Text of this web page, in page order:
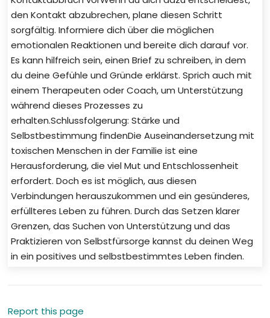
den Kontakt abzubrechen, plane diesen Schritt
sorgfältig. Informiere dich über die möglichen
emotionalen Reaktionen und bereite dich darauf vor.
Es kann hilfreich sein, einen Brief zu schreiben, in dem
du deine Gefühle und Gründe erklärst. Sprich auch mit
einem Therapeuten oder Coach, um Unterstützung
während dieses Prozesses zu
erhalten.Schlussfolgerung: Stärke und
Selbstbestimmung findenDie Auseinandersetzung mit
toxischen Menschen in der Familie ist eine
Herausforderung, die viel Mut und Entschlossenheit
erfordert. Doch es ist möglich, aus diesen
Verbindungen herauszukommen und ein gesünderes,
erfüllteres Leben zu führen. Durch das Setzen klarer
Grenzen, das Suchen von Unterstützung und das
Praktizieren von Selbstfürsorge kannst du deinen Weg
in ein positives und selbstbestimmtes Leben finden.
Report this page